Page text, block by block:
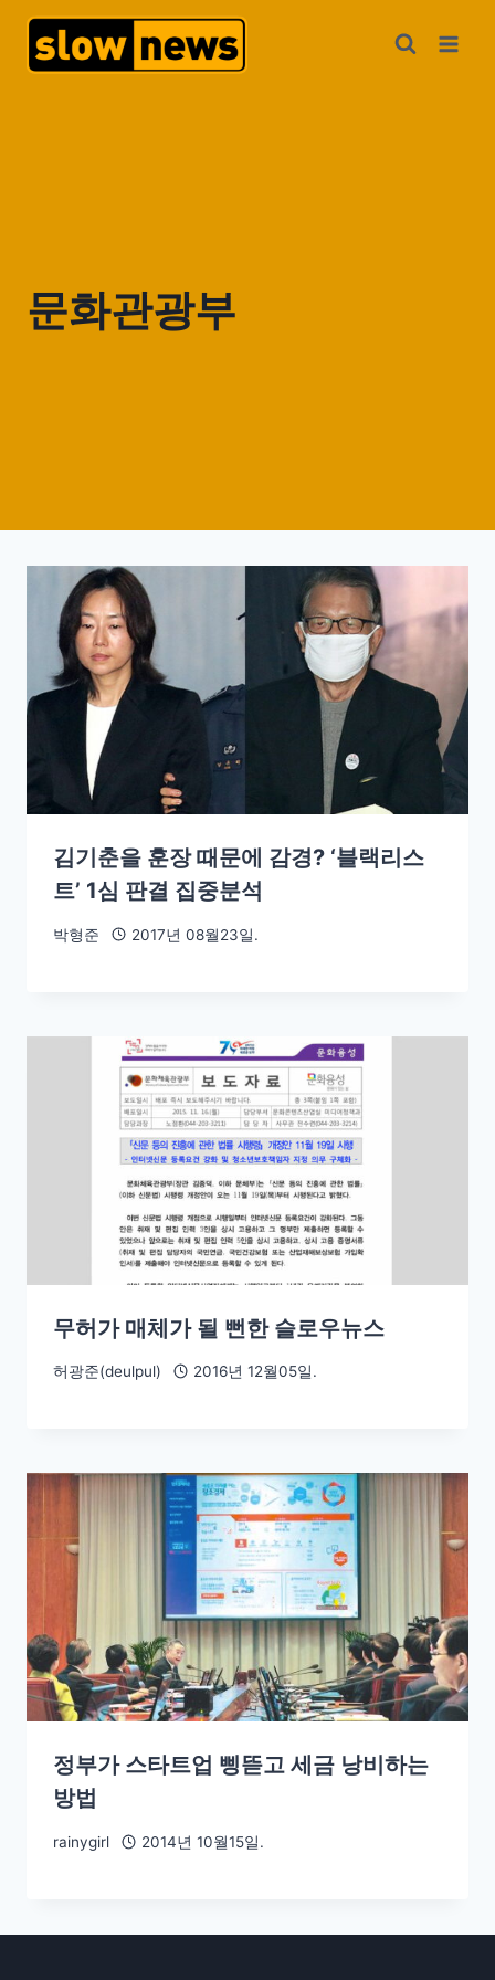
문화관광부
김기춘을 훈장 때문에 감경? ‘블랙리스
트’ 1심 판결 집중분석
박형준 2017년 08월23일.
무허가 매체가 될 뻔한 슬로우뉴스
허광준(deulpul) 2016년 12월05일.
정부가 스타트업 삥뜯고 세금 낭비하는
방법
rainygirl 2014년 10월15일.